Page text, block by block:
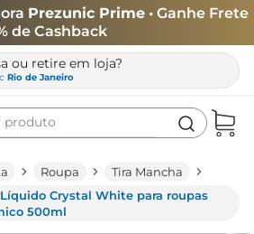
Prezunic Prime • Ganhe Frete
de Cashback
ou retire em loja?
Rio de Janeiro
Roupa
Tira Mancha
Crystal White para roupas
500ml